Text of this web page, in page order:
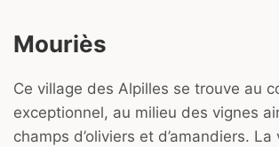
Mouriès
Ce village des Alpilles se trouve au
exceptionnel, au milieu des vignes
champs d’oliviers et d’amandiers. La